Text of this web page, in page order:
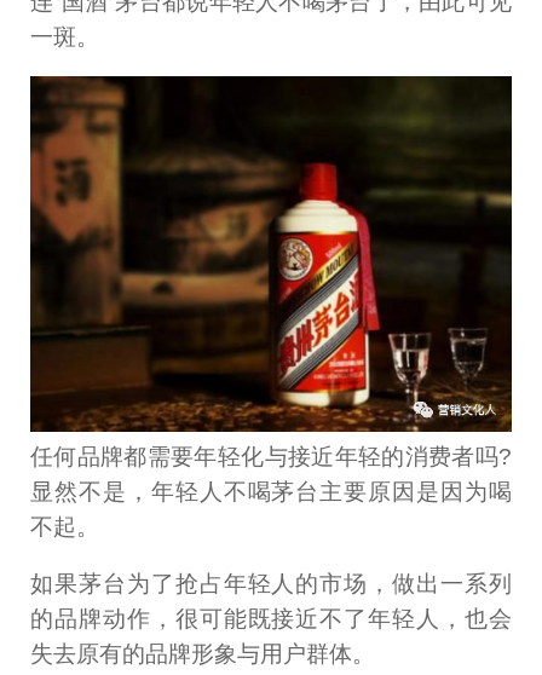
一斑。
任何品牌都需要年轻化与接近年轻的消费者吗?
显然不是，年轻人不喝茅台主要原因是因为喝
不起。
如果茅台为了抢占年轻人的市场，做出一系列
的品牌动作，很可能既接近不了年轻人，也会
失去原有的品牌形象与用户群体。